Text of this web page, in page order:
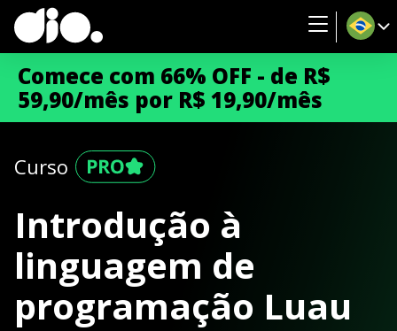
Comece com 66% OFF - de R$
59,90/mês por R$ 19,90/mês
Curso
Introdução à
linguagem de
programação Luau